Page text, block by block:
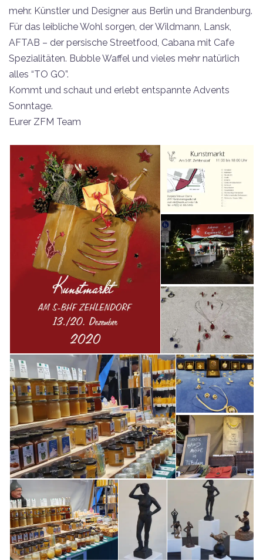
mehr. Künstler und Designer aus Berlin und Brandenburg.
Für das leibliche Wohl sorgen, der Wildmann, Lansk,
AFTAB – der persische Streetfood, Cabana mit Cafe
Spezialitäten. Bubble Waffel und vieles mehr natürlich
alles “TO GO”.
Kommt und schaut und erlebt entspannte Advents
Sonntage.
Eurer ZFM Team